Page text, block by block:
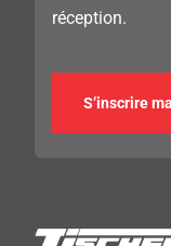
réception.
S’inscrire